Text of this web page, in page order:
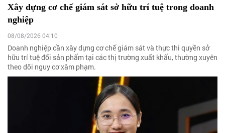
Xây dựng cơ chế giám sát sở hữu trí tuệ trong doanh
nghiệp
08/08/2026 04:10
Doanh nghiệp cần xây dựng cơ chế giám sát và thực thi quyền sở
hữu trí tuệ đối sản phẩm tại các thị trường xuất khẩu, thường xuyên
theo dõi nguy cơ xâm phạm.